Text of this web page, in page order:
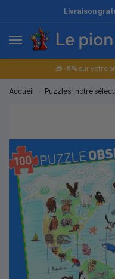
Livraison
🎁 -5% sur votre
Accueil Puzzles : notre